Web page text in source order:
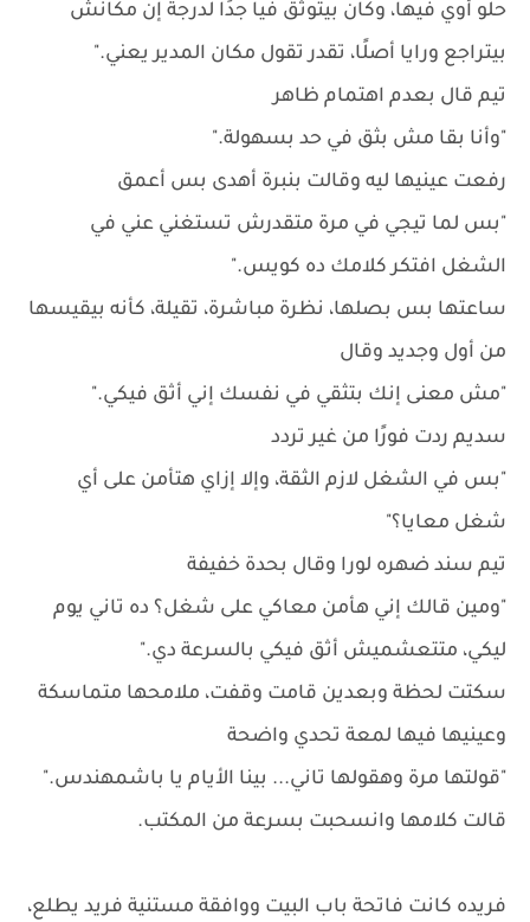
حلو أوي فيها، وكان بيتوثق فيا جدًا لدرجة إن مكانش
بيتراجع ورايا أصلًا، تقدر تقول مكان المدير يعني."
تيم قال بعدم اهتمام ظاهر
"وأنا بقا مش بثق في حد بسهولة."
رفعت عينيها ليه وقالت بنبرة أهدى بس أعمق
"بس لما تيجي في مرة متقدرش تستغني عني في
الشغل افتكر كلامك ده كويس."
ساعتها بس بصلها، نظرة مباشرة، تقيلة، كأنه بيقيسها
من أول وجديد وقال
"مش معنى إنك بتثقي في نفسك إني أثق فيكي."
سديم ردت فورًا من غير تردد
"بس في الشغل لازم الثقة، وإلا إزاي هتأمن على أي
شغل معايا؟"
تيم سند ضهره لورا وقال بحدة خفيفة
"ومين قالك إني هأمن معاكي على شغل؟ ده تاني يوم
ليكي، متتعشميش أثق فيكي بالسرعة دي."
سكتت لحظة وبعدين قامت وقفت، ملامحها متماسكة
وعينيها فيها لمعة تحدي واضحة
"قولتها مرة وهقولها تاني... بينا الأيام يا باشمهندس."
قالت كلامها وانسحبت بسرعة من المكتب.
فريده كانت فاتحة باب البيت ووافقة مستنية فريد يطلع،